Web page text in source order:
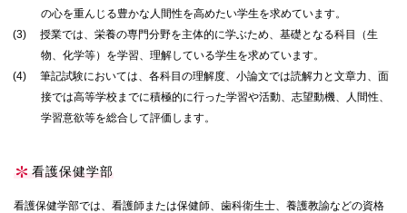
の心を重んじる豊かな人間性を高めたい学生を求めています。
(3)
授業では、栄養の専門分野を主体的に学ぶため、基礎となる科目（生
物、化学等）を学習、理解している学生を求めています。
(4)
筆記試験においては、各科目の理解度、小論文では読解力と文章力、面
接では高等学校までに積極的に行った学習や活動、志望動機、人間性、
学習意欲等を総合して評価します。
看護保健学部
看護保健学部では、看護師または保健師、歯科衛生士、養護教諭などの資格